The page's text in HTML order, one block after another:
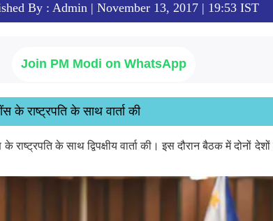
By : Admin | November 13, 2017 | 19:53 IST
Join PM Modi on WhatsApp
के राष्ट्रपति के साथ वार्ता की
राष्ट्रपति के साथ द्विपक्षीय वार्ता की। इस दौरान बैठक में दोनों